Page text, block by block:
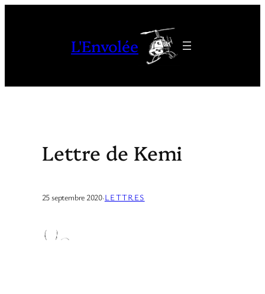
L'Envolée
Lettre de Kemi
25 septembre 2020·LETTRES